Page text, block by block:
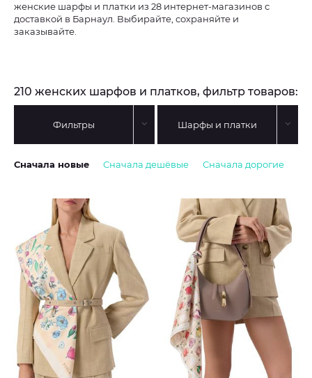
женские шарфы и платки из 28 интернет-магазинов с
доставкой в Барнаул. Выбирайте, сохраняйте и
заказывайте.
210 женских шарфов и платков, фильтр товаров:
Фильтры Шарфы и платки
Сначала новые Сначала дешёвые Сначала дорогие